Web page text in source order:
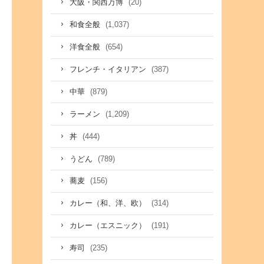
大阪・関西万博 (20)
和食全般 (1,037)
洋食全般 (654)
フレンチ・イタリアン (387)
中華 (879)
ラーメン (1,209)
丼 (444)
うどん (789)
蕎麦 (156)
カレー（和、洋、欧） (314)
カレー（エスニック） (191)
寿司 (235)